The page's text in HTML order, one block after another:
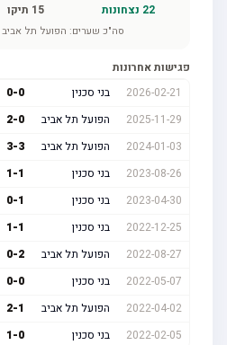
22נצחונות 15תיקו
סה"כ שערים:הפועל תל אביב68
פגישות אחרונות
2026-02-21
בני סכנין 0-
2025-11-29
הפועל תל אביב 2-
2024-01-03
הפועל תל אביב 3-
2023-08-26
בני סכנין 1
2023-04-30
בני סכנין 0
2022-12-25
בני סכנין 1
2022-08-27
הפועל תל אביב 0-
2022-05-07
בני סכנין 0-
2022-04-02
הפועל תל אביב 2
2022-02-05
בני סכנין 1-